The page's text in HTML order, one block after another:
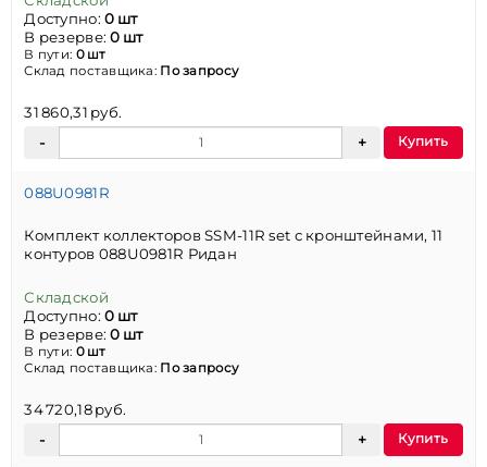
Доступно:0 шт
В резерве:0 шт
В пути: 0 шт
Склад поставщика: По запросу
31 860,31 руб.
Купить
088U0981R
Комплект коллекторов SSM-11R set с кронштейнами, 11
контуров 088U0981R Ридан
Складской
Доступно:0 шт
В резерве:0 шт
В пути: 0 шт
Склад поставщика: По запросу
34 720,18 руб.
Купить